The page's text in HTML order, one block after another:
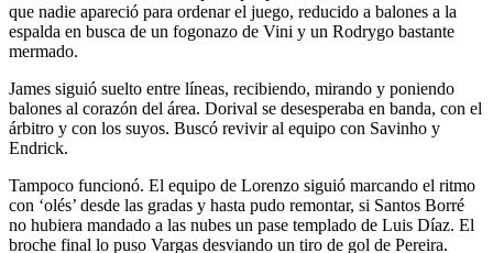
que nadie apareció para ordenar el juego, reducido a balones a la
espalda en busca de un fogonazo de Vini y un Rodrygo bastante
mermado.
James siguió suelto entre líneas, recibiendo, mirando y poniendo
balones al corazón del área. Dorival se desesperaba en banda, con el
árbitro y con los suyos. Buscó revivir al equipo con Savinho y
Endrick.
Tampoco funcionó. El equipo de Lorenzo siguió marcando el ritmo
con ‘olés’ desde las gradas y hasta pudo remontar, si Santos Borré
no hubiera mandado a las nubes un pase templado de Luis Díaz. El
broche final lo puso Vargas desviando un tiro de gol de Pereira.